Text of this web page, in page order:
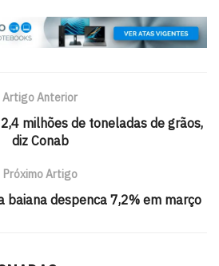
Artigo Anterior
milhões de toneladas de grãos,
diz Conab
Próximo Artigo
baiana despenca 7,2% em março